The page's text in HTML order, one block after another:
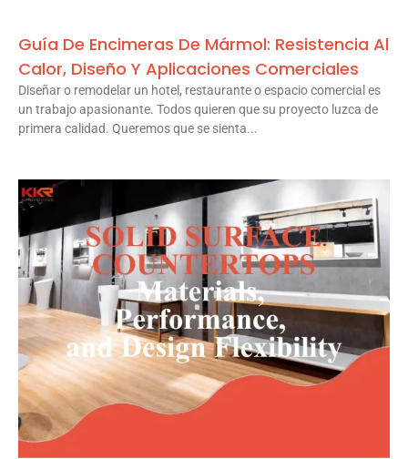
Guía De Encimeras De Mármol: Resistencia Al
Calor, Diseño Y Aplicaciones Comerciales
Diseñar o remodelar un hotel, restaurante o espacio comercial es
un trabajo apasionante. Todos quieren que su proyecto luzca de
primera calidad. Queremos que se sienta...